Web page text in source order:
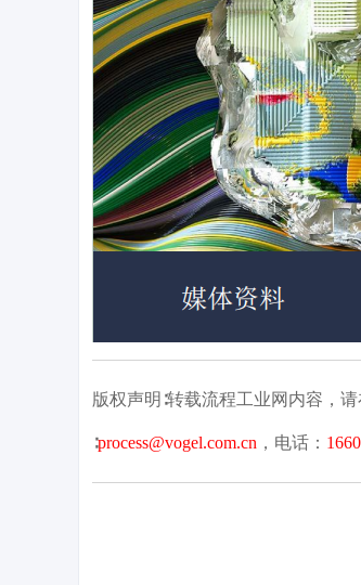
版权声明∶转载流程工业网内容，
∶process@vogel.com.cn ，电话：